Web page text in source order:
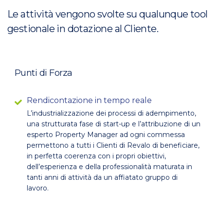
Le attività vengono svolte su qualunque tool
gestionale in dotazione al Cliente.
Punti di Forza
Rendicontazione in tempo reale
L’industrializzazione dei processi di adempimento,
una strutturata fase di start-up e l’attribuzione di un
esperto Property Manager ad ogni commessa
permettono a tutti i Clienti di Revalo di beneficiare,
in perfetta coerenza con i propri obiettivi,
dell’esperienza e della professionalità maturata in
tanti anni di attività da un affiatato gruppo di
lavoro.